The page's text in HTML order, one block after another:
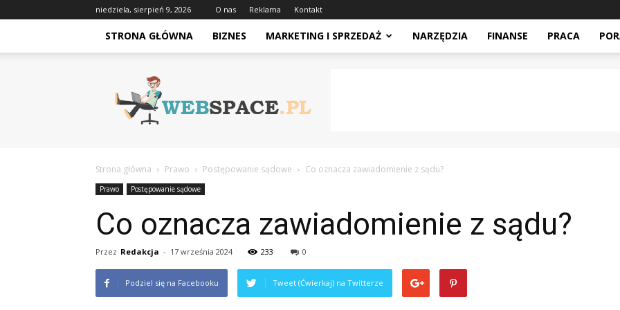
niedziela, sierpień 9, 2026 O nas Reklama Kontakt
STRONA GŁÓWNA BIZNES MARKETING I SPRZEDAŻ NARZĘDZIA FINANSE PRACA
Webspace.pl
Strona główna Prawo Postępowanie sądowe Co oznacza zawiadomienie z sądu?
Prawo Postępowanie sądowe
Co oznacza zawiadomienie z sądu?
Przez Redakcja - 17 września 2024 233 0
Podziel się na Facebooku Tweet (Ćwierkaj) na Twitterze